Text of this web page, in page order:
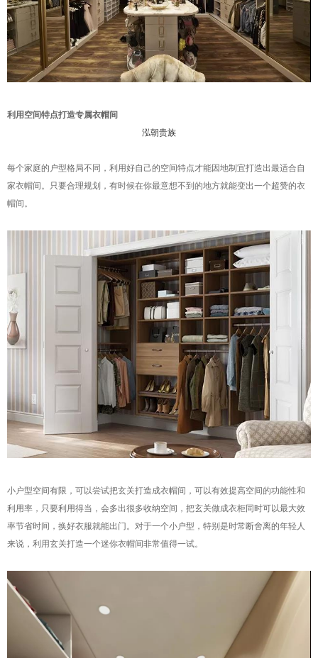
利用空间特点打造专属衣帽间
泓朝贵族
每个家庭的户型格局不同，利用好自己的空间特点才能因地制宜打造出最适合自
家衣帽间。只要合理规划，有时候在你最意想不到的地方就能变出一个超赞的衣
帽间。
小户型空间有限，可以尝试把玄关打造成衣帽间，可以有效提高空间的功能性和
利用率，只要利用得当，会多出很多收纳空间，把玄关做成衣柜同时可以最大效
率节省时间，换好衣服就能出门。对于一个小户型，特别是时常断舍离的年轻人
来说，利用玄关打造一个迷你衣帽间非常值得一试。